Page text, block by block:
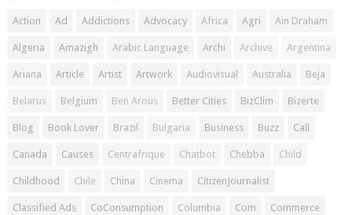
Action Ad Addictions Advocacy Africa Agri Ain Draham
Algeria Amazigh Arabic Language Archi Archive Argentina
Ariana Article Artist Artwork Audiovisual Australia Beja
Belarus Belgium Ben Arous Better Cities BizClim Bizerte
Blog Book Lover Brazil Bulgaria Business Buzz Call
Canada Causes Centrafrique Chatbot Chebba Child
Childhood Chile China Cinema CitizenJournalist
Classified Ads CoConsumption Columbia Com Commerce